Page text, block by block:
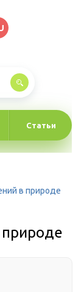
Статьи
в природе